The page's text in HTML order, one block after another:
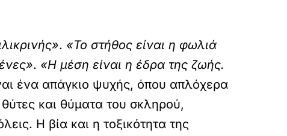
. «Το στήθος είναι η φωλιά
. «Η μέση είναι η έδρα της ζωής.
ένα απάγκιο ψυχής, όπου απλόχερα
και θύματα του σκληρού,
Η βία και η τοξικότητα της